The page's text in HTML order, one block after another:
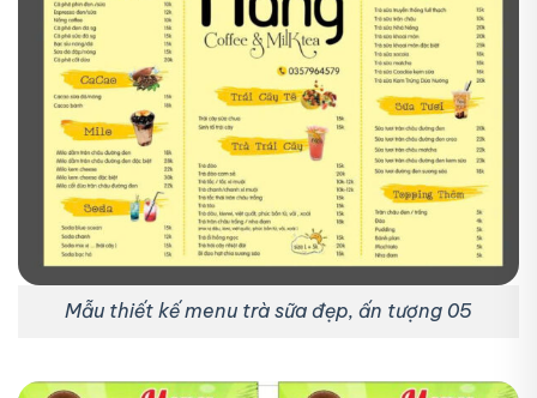
Mẫu thiết kế menu trà sữa đẹp, ấn tượng 05